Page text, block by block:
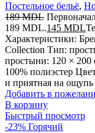
Постельное бельё,
189MDL
189 MDL.145 MDL
Характеристики:
Collection Тип:
простыни: 120 × 200
100% полиэстер
и приятная на
Добавить в
В корзину
Быстрый просмотр
-23% Горячий